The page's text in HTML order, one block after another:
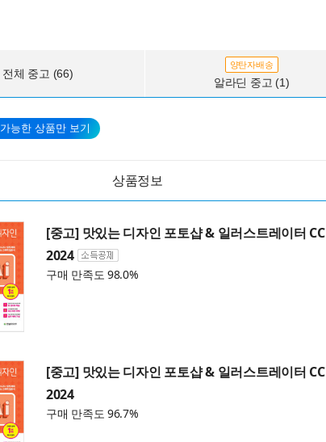
전체 중고 (66)
양탄자배송
알라딘 중고 (1)
가능한 상품만 보기
상품정보
[중고] 맛있는 디자인 포토샵 & 일러스트레이터 CC
2024
구매 만족도 98.0%
[중고] 맛있는 디자인 포토샵 & 일러스트레이터 CC
2024
구매 만족도 96.7%